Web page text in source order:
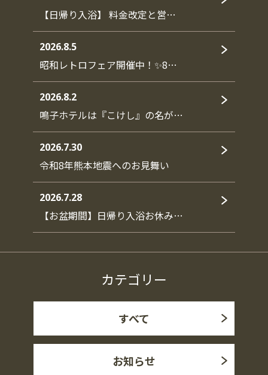
【日帰り入浴】 料金改定と営…
2026.8.5
昭和レトロフェア開催中！✨8…
2026.8.2
鳴子ホテルは『こけし』の名が…
2026.7.30
令和8年熊本地震へのお見舞い
2026.7.28
【お盆期間】日帰り入浴お休み…
カテゴリー
すべて
お知らせ